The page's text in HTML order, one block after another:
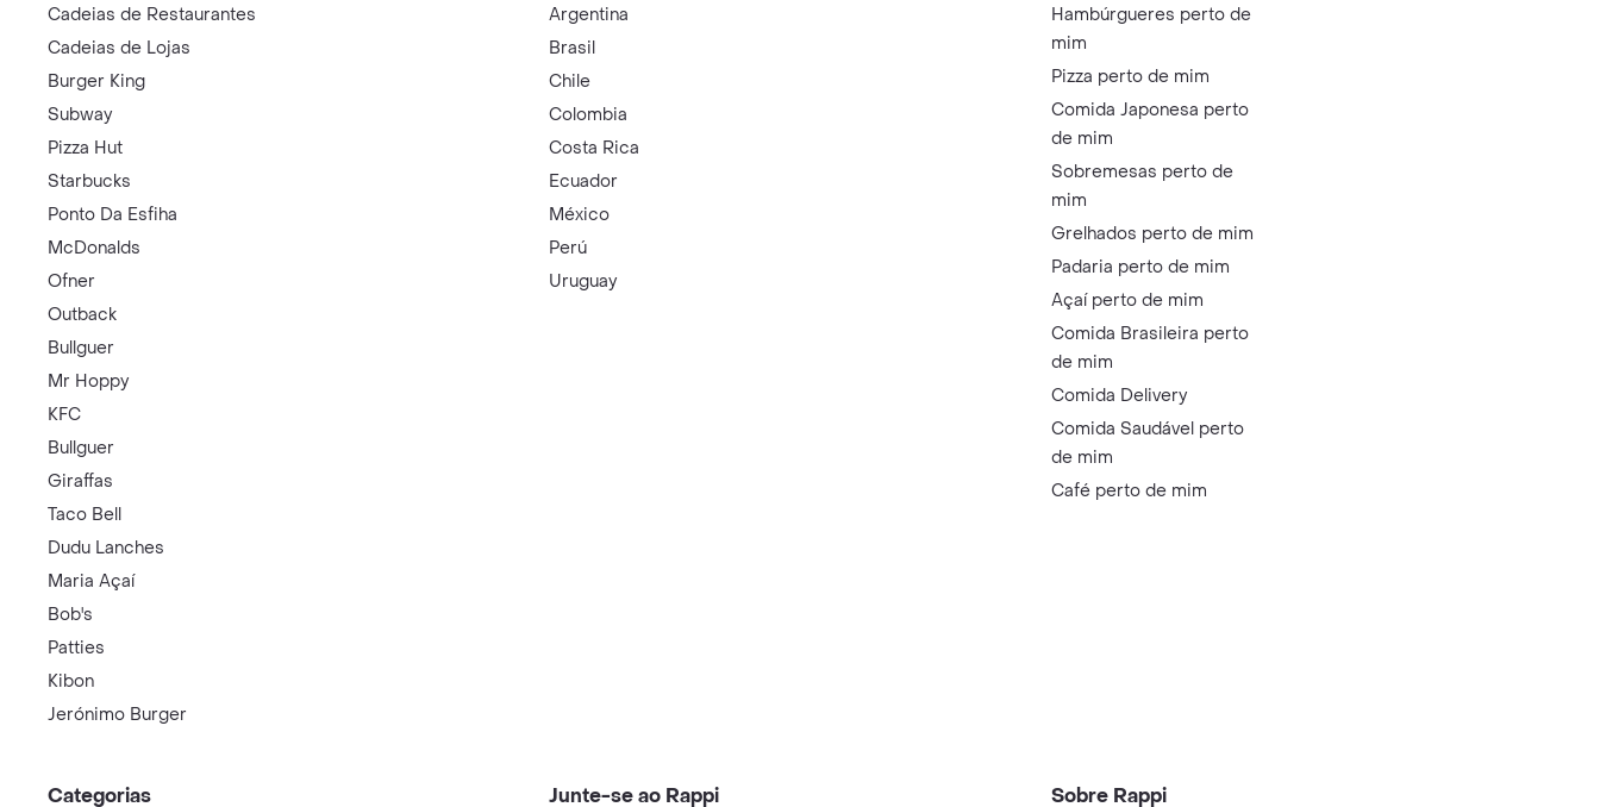
Cadeias de Restaurantes
Cadeias de Lojas
Burger King
Subway
Pizza Hut
Starbucks
Ponto Da Esfiha
McDonalds
Ofner
Outback
Bullguer
Mr Hoppy
KFC
Bullguer
Giraffas
Taco Bell
Dudu Lanches
Maria Açaí
Bob's
Patties
Kibon
Jerónimo Burger
Argentina
Brasil
Chile
Colombia
Costa Rica
Ecuador
México
Perú
Uruguay
Hambúrgueres perto de
mim
Pizza perto de mim
Comida Japonesa perto
de mim
Sobremesas perto de
mim
Grelhados perto de mim
Padaria perto de mim
Açaí perto de mim
Comida Brasileira perto
de mim
Comida Delivery
Comida Saudável perto
de mim
Café perto de mim
Categorias Junte-se ao Rappi Sobre Rappi